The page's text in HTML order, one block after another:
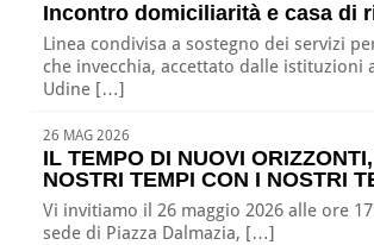
Incontro domiciliarità e casa di
Linea condivisa a sostegno dei servizi
che invecchia, accettato dalle istituzioni
Udine […]
26 MAG 2026
IL TEMPO DI NUOVI
NOSTRI TEMPI CON I NOSTRI
Vi invitiamo il 26 maggio 2026 alle ore
sede di Piazza Dalmazia, […]